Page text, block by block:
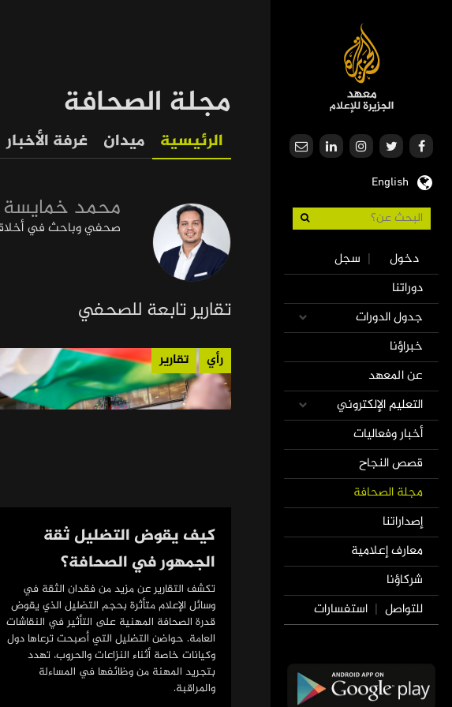
English
User
account
menu
دخول | سجل
Main
navigation
دوراتنا
جدول الدورات
خبراؤنا
عن المعهد
التعليم الإلكتروني
أخبار وفعاليات
قصص النجاح
مجلة الصحافة
إصداراتنا
معارف إعلامية
شركاؤنا
للتواصل | استفسارات
مجلة الصحافة
Journalism
الرئيسية ميدان غرفة الأخبار
محمد خمايسة
صحفي وباحث في
تقارير تابعة للصحفي
رأي تقارير
كيف يقوض التضليل ثقة
الجمهور في الصحافة؟
تكشف التقارير عن مزيد من فقدان الثقة في
وسائل الإعلام متأثرة بحجم التضليل الذي يقوض
قدرة الصحافة المهنية على التأثير في النقاشات
العامة. حواضن التضليل التي أصبحت ترعاها دول
وكيانات خاصة أثناء النزاعات والحروب، تهدد
بتجريد المهنة من وظائفها في المساءلة
والمراقبة.